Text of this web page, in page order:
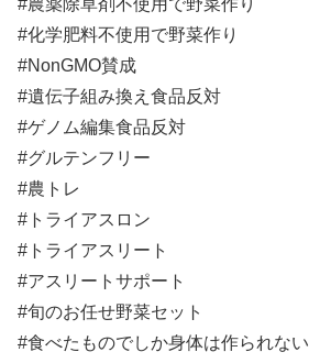
#農薬除草剤不使用で野菜作り
#化学肥料不使用で野菜作り
#NonGMO賛成
#遺伝子組み換え食品反対
#ゲノム編集食品反対
#グルテンフリー
#農トレ
#トライアスロン
#トライアスリート
#アスリートサポート
#旬のお任せ野菜セット
#食べたものでしか身体は作られない